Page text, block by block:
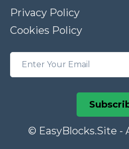
Privacy Policy
Cookies Policy
© EasyBlocks.Site -